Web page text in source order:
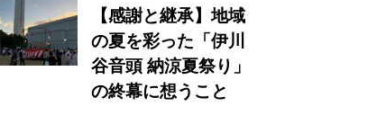
【感謝と継承】地域
の夏を彩った「伊川
谷音頭 納涼夏祭り」
の終幕に想うこと